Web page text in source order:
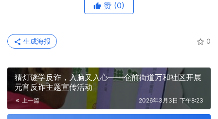
赞 (0)
0
生成海报
猜灯谜学反诈，入脑又入心——仓前街道万和社区开展
元宵反诈主题宣传活动
上一篇 2026年3月3日 下午8:23